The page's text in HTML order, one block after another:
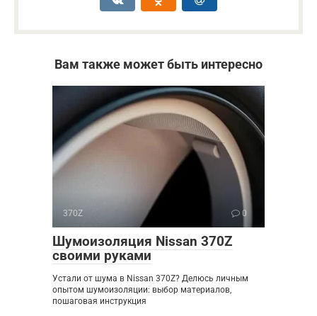
Вам также может быть интересно
370Z 0
Шумоизоляция Nissan 370Z
своими руками
Устали от шума в Nissan 370Z? Делюсь личным
опытом шумоизоляции: выбор материалов,
пошаговая инструкция